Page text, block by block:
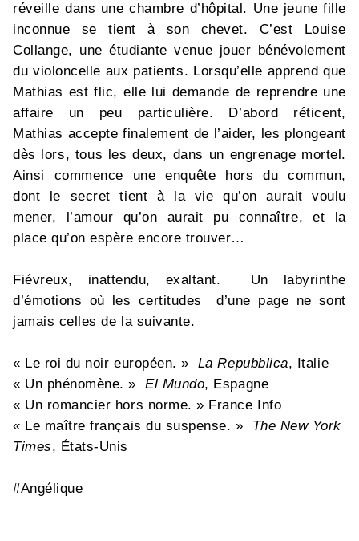
réveille dans une chambre d’hôpital. Une jeune fille
inconnue se tient à son chevet. C’est Louise
Collange, une étudiante venue jouer bénévolement
du violoncelle aux patients. Lorsqu’elle apprend que
Mathias est flic, elle lui demande de reprendre une
affaire un peu particulière. D’abord réticent,
Mathias accepte finalement de l’aider, les plongeant
dès lors, tous les deux, dans un engrenage mortel.
Ainsi commence une enquête hors du commun,
dont le secret tient à la vie qu’on aurait voulu
mener, l’amour qu’on aurait pu connaître, et la
place qu’on espère encore trouver…
Fiévreux, inattendu, exaltant. Un labyrinthe
d’émotions où les certitudes d’une page ne sont
jamais celles de la suivante.
« Le roi du noir européen. » La Repubblica, Italie
« Un phénomène. »El Mundo, Espagne
« Un romancier hors norme. » France Info
« Le maître français du suspense. » The New York
Times, États-Unis
#Angélique